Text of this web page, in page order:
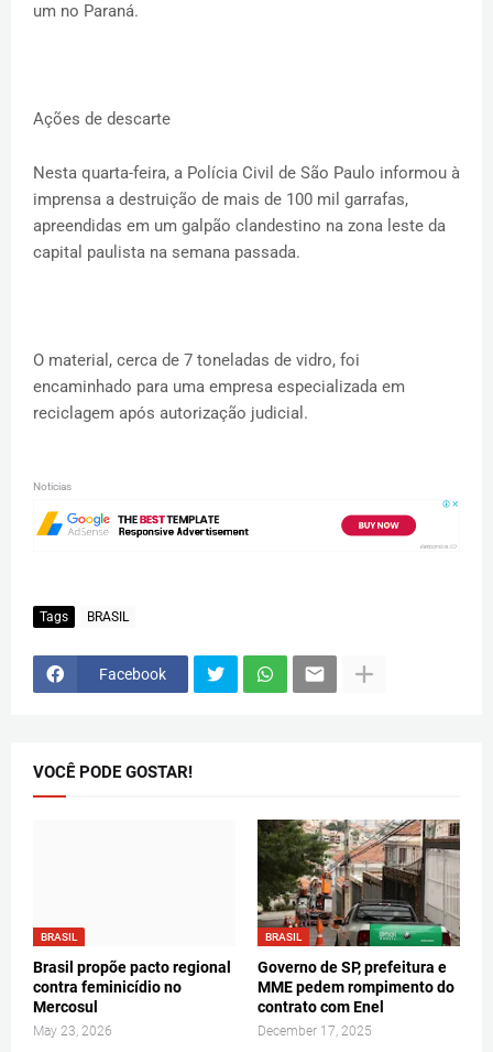
um no Paraná.
Ações de descarte
Nesta quarta-feira, a Polícia Civil de São Paulo informou à
imprensa a destruição de mais de 100 mil garrafas,
apreendidas em um galpão clandestino na zona leste da
capital paulista na semana passada.
O material, cerca de 7 toneladas de vidro, foi
encaminhado para uma empresa especializada em
reciclagem após autorização judicial.
Noticias
Tags BRASIL
Facebook
VOCÊ PODE GOSTAR!
BRASIL
Brasil propõe pacto regional
contra feminicídio no
Mercosul
May 23, 2026
BRASIL
Governo de SP, prefeitura e
MME pedem rompimento do
contrato com Enel
December 17, 2025